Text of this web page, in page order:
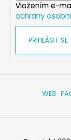
Vložením e-
ochrany
PŘIHLÁSIT SE
WEB